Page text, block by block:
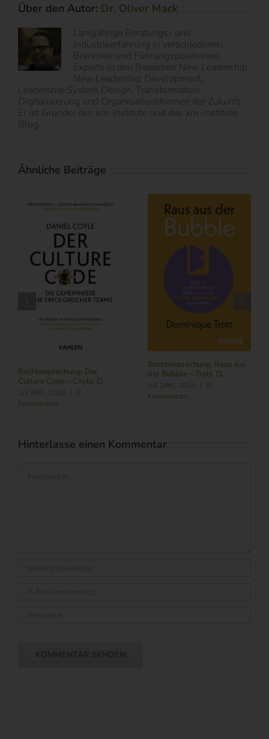
Über den Autor: Dr. Oliver Mack
Langjährige Beratungs- und
Industrieerfahrung in verschiedenen
Branchen und Führungspositionen.
Experte in den Bereichen New Leadership,
New Leadership Development,
Leadership System Design, Transformation,
Digitalisierung und Organisationsformen der Zukunft.
Er ist Gründer des xm-institute und des xm-institute
Blog.
Ähnliche Beiträge
Buchbesprechung: Subscribe
Juli 24th, 2026 | 0
Kommentare
Buchbesprechung: Führung
im Zeitalter von KI – Butler,
R./ Nitschmann, J./ Becking,
August 6th, 2026
Hinterlasse einen Kommentar